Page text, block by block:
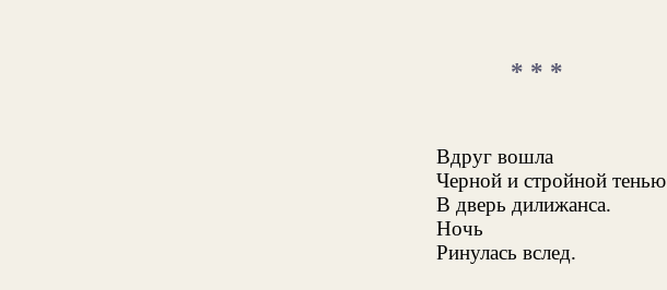
* * *
Вдруг вошла
Черной и стройной тенью
В дверь дилижанса.
Ночь
Ринулась вслед.